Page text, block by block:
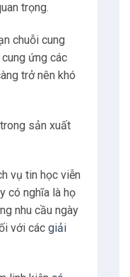
trọng.
chuỗi cung
ứng các
trở nên khó
sản xuất
vụ tin học viễn
có nghĩa là họ
nhu cầu ngày
với các giải